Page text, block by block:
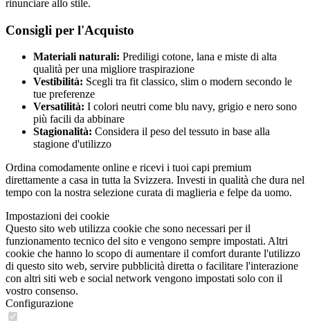
rinunciare allo stile.
Consigli per l'Acquisto
Materiali naturali: Prediligi cotone, lana e miste di alta
qualità per una migliore traspirazione
Vestibilità: Scegli tra fit classico, slim o modern secondo le
tue preferenze
Versatilità: I colori neutri come blu navy, grigio e nero sono
più facili da abbinare
Stagionalità: Considera il peso del tessuto in base alla
stagione d'utilizzo
Ordina comodamente online e ricevi i tuoi capi premium
direttamente a casa in tutta la Svizzera. Investi in qualità che dura nel
tempo con la nostra selezione curata di maglieria e felpe da uomo.
Impostazioni dei cookie
Questo sito web utilizza cookie che sono necessari per il
funzionamento tecnico del sito e vengono sempre impostati. Altri
cookie che hanno lo scopo di aumentare il comfort durante l'utilizzo
di questo sito web, servire pubblicità diretta o facilitare l'interazione
con altri siti web e social network vengono impostati solo con il
vostro consenso.
Configurazione